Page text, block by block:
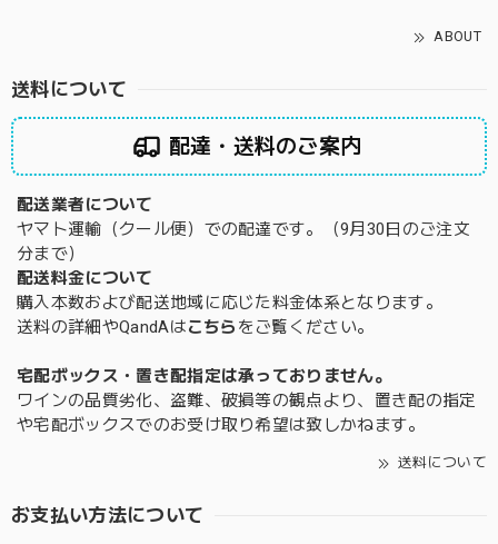
ABOUT
送料について
配達・送料のご案内
配送業者について
ヤマト運輸（クール便）での配達です。（9月30日のご注文
分まで）
配送料金について
購入本数および配送地域に応じた料金体系となります。
送料の詳細やQandAはこちら をご覧ください。
宅配ボックス・置き配指定は承っておりません。
ワインの品質劣化、盗難、破損等の観点より、置き配の指定
や宅配ボックスでのお受け取り希望は致しかねます。
送料について
お支払い方法について